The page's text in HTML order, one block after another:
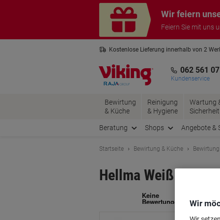
Wir feiern
Feiern Sie mit uns
Kostenlose Lieferung innerhalb von 2
062 561
Kundenservice
Bewirtung
& Küche
Reinigung
& Hygiene
Wartung
Sicherheit
Beratung Shops Angebote &
Startseite Bewirtung & Küche
Hellma Weiß
Wir